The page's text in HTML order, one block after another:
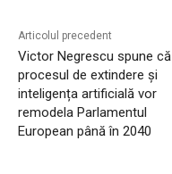
Articolul precedent
Victor Negrescu spune că
procesul de extindere și
inteligența artificială vor
remodela Parlamentul
European până în 2040